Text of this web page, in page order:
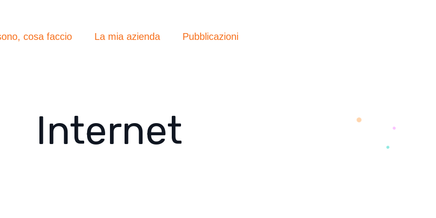
cosa faccio La mia azienda Pubblicazioni
Internet